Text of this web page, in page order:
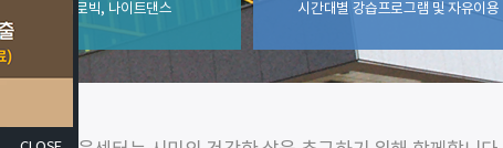
요가, 에어로빅, 나이트댄스 시간대별 강습프로그램 및 자유이용